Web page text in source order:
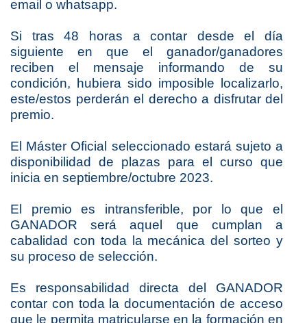
email o whatsapp.
Si tras 48 horas a contar desde el día
siguiente en que el ganador/ganadores
reciben el mensaje informando de su
condición, hubiera sido imposible localizarlo,
este/estos perderán el derecho a disfrutar del
premio.
El Máster Oficial seleccionado estará sujeto a
disponibilidad de plazas para el curso que
inicia en septiembre/octubre 2023.
El premio es intransferible, por lo que el
GANADOR será aquel que cumplan a
cabalidad con toda la mecánica del sorteo y
su proceso de selección.
Es responsabilidad directa del GANADOR
contar con toda la documentación de acceso
que le permita matricularse en la formación en